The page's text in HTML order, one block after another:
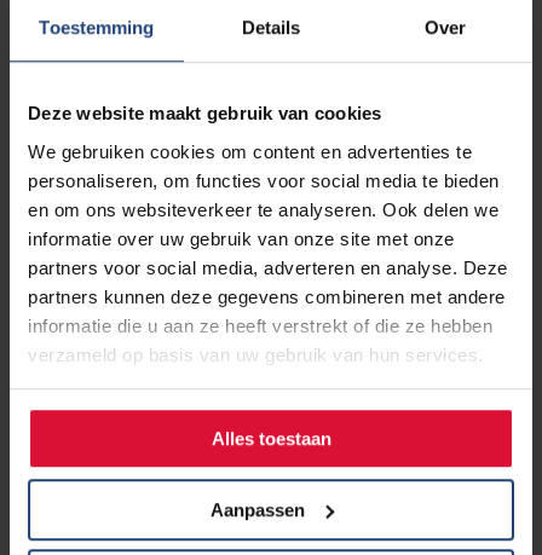
Toestemming Details Over
Deze website maakt gebruik van cookies
We gebruiken cookies om content en advertenties te
personaliseren, om functies voor social media te bieden
en om ons websiteverkeer te analyseren. Ook delen we
informatie over uw gebruik van onze site met onze
partners voor social media, adverteren en analyse. Deze
partners kunnen deze gegevens combineren met andere
informatie die u aan ze heeft verstrekt of die ze hebben
verzameld op basis van uw gebruik van hun services.
Alles toestaan
Aanpassen
Voorbeelden van dergelijke acties zijn het aanpassen van
de informatie in de bijsluiter, het recept-plichtig maken
informatie. De Boer: “Gemiddeld gaat er zo’n 20 keer per
jaar een waarschuwing naar zorgverleners met risico-
informatie over een medicijn. Dit helpt hen om het juiste
medicijn aan de juiste patiënt voor te schrijven en
daarmee bijwerkingen zo veel mogelijk te voorkomen.”
Hoe bijwerkingen melden?
Medicijngebruikers en zorgverleners kunnen een
(vermoedelijke) bijwerking melden bij Bijwerkingencentrum
daar bijna 34.000 bijwerkingen gemeld. Bij het melden
maakt het niet uit of het om een nieuwe of een bekende
bijwerking gaat. Kant: “Van bekende bijwerkingen willen
ernstig ze zijn. Bespreek vermoedelijke bijwerkingen